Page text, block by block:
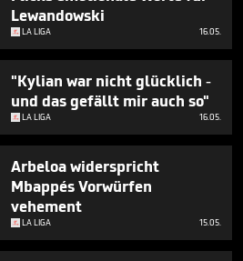
Lewandowski
LA LIGA 16.05.
"Kylian war nicht glücklich -
und das gefällt mir auch so"
LA LIGA 16.05.
Arbeloa widerspricht
Mbappés Vorwürfen
vehement
LA LIGA 15.05.